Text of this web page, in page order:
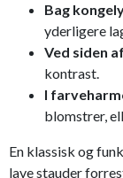
Bag
yderligere
Ved siden
kontrast.
I
blomstrer,
En klassisk og
lave stauder